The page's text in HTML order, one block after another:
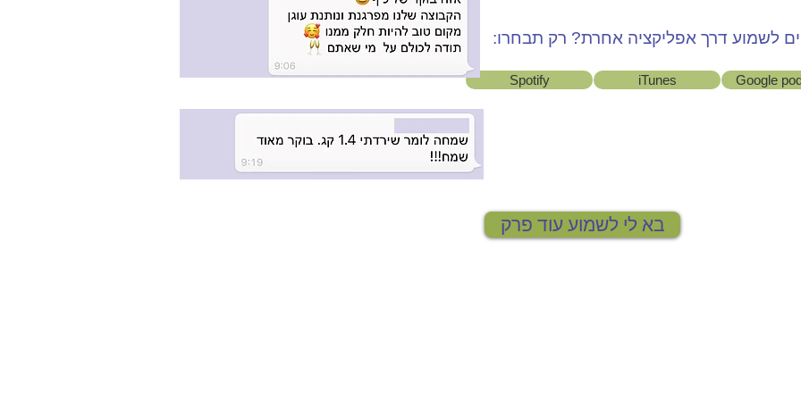
לשמוע דרך אפליקציה אחרת? רק תבחרו:
Spotify iTunes Google
בא לי לשמוע עוד פרק